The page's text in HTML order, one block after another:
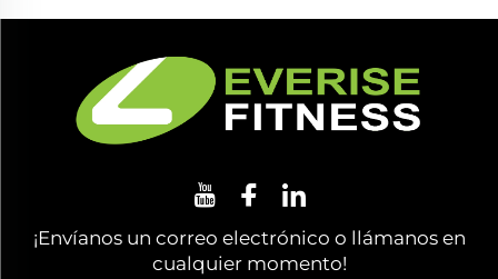
¡Envíanos un correo electrónico o llámanos en
cualquier momento!